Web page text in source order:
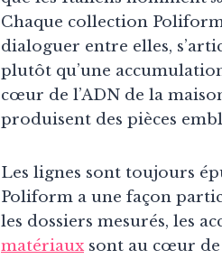
Chaque collection
dialoguer entre elles,
plutôt qu’une
cœur de l’ADN de la
produisent des pièces
Les lignes sont toujours
Poliform a une façon
les dossiers mesurés, les
matériauxsont au cœur de